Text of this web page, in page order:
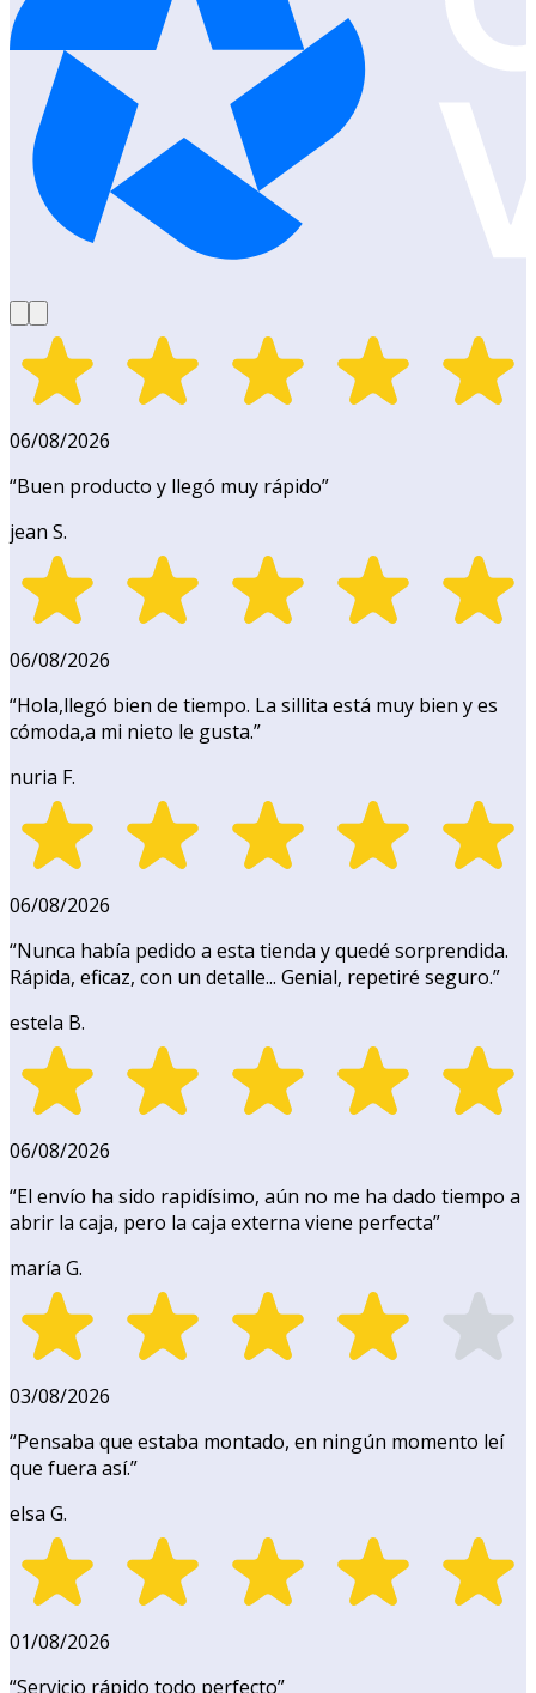
06/08/2026
“Buen producto y llegó muy rápido”
jean S.
06/08/2026
“Hola,llegó bien de tiempo. La sillita está muy bien y es
cómoda,a mi nieto le gusta.”
nuria F.
06/08/2026
“Nunca había pedido a esta tienda y quedé sorprendida.
Rápida, eficaz, con un detalle... Genial, repetiré seguro.”
estela B.
06/08/2026
“El envío ha sido rapidísimo, aún no me ha dado tiempo a
abrir la caja, pero la caja externa viene perfecta”
maría G.
03/08/2026
“Pensaba que estaba montado, en ningún momento leí
que fuera así.”
elsa G.
01/08/2026
“Servicio rápido todo perfecto”